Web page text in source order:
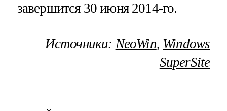
завершится 30 июня 2014-го.
Источники: NeoWin, Windows
SuperSite